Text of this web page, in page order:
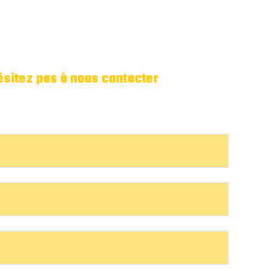
pas à nous contacter